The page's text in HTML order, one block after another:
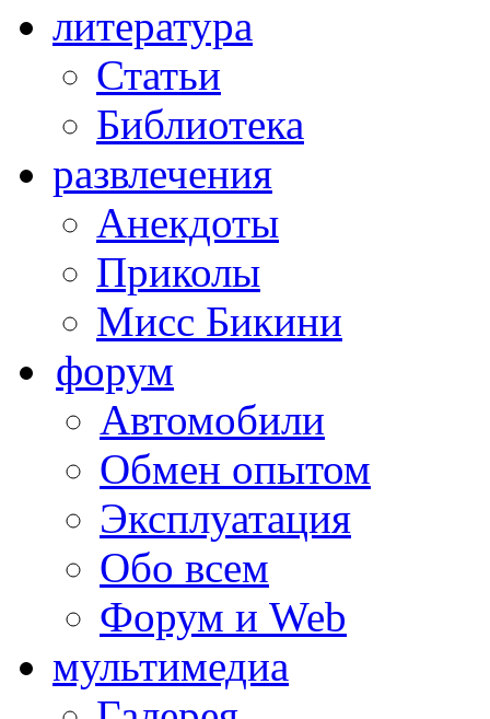
литература
Статьи
Библиотека
развлечения
Анекдоты
Приколы
Мисс Бикини
форум
Автомобили
Обмен опытом
Эксплуатация
Обо всем
Форум и Web
мультимедиа